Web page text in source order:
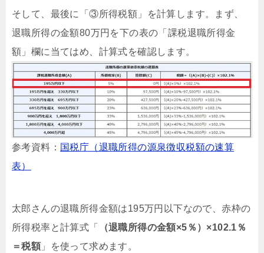
そして、最後に「③所得税額」を計算します。まず、
退職所得の金額80万円を下の表の「課税退職所得金
額」欄に当てはめ、計算式を確認します。
参考資料： 国税庁（退職所得の源泉徴収税額の速算
表）
太郎さんの退職所得金額は195万円以下なので、赤枠の
所得税率と計算式「
（退職所得の金額×5％）×102.1％
＝税額」を使って求めます。